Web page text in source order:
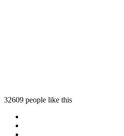
32609 people like this